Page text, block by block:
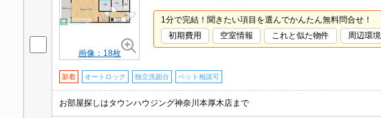
画像：18枚
1分で完結！聞きたい項目を選んでかんたん無料問合せ！
初期費用
空室情報 これと似た物件 周辺環境
新着 オートロック 独立洗面台 ペット相談可
お部屋探しはタウンハウジング神奈川本厚木店まで